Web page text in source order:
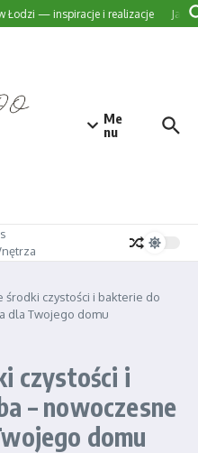
Łodzi — inspiracje i realizacje Jak
Me
nu
środki czystości i bakterie do
dla Twojego domu
czystości i
– nowoczesne
domu